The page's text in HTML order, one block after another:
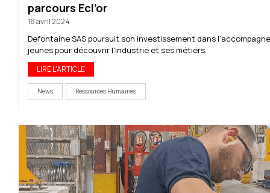
parcours Ecl’or
16 avril 2024
Defontaine SAS poursuit son investissement dans
jeunes pour découvrir l'industrie et ses métiers.
LIRE L'ARTICLE
News Ressources Humaines